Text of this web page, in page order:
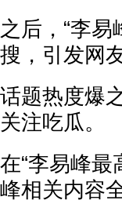
之后，“李易
搜，引发网
话题热度爆
关注吃瓜。
在“李易峰
峰相关内容